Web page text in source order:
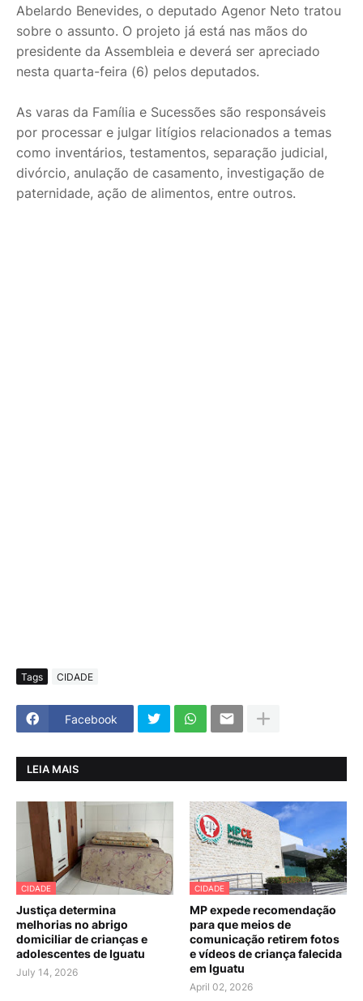
Abelardo Benevides, o deputado Agenor Neto tratou
sobre o assunto. O projeto já está nas mãos do
presidente da Assembleia e deverá ser apreciado
nesta quarta-feira (6) pelos deputados.
As varas da Família e Sucessões são responsáveis
por processar e julgar litígios relacionados a temas
como inventários, testamentos, separação judicial,
divórcio, anulação de casamento, investigação de
paternidade, ação de alimentos, entre outros.
Tags CIDADE
Facebook
LEIA MAIS
CIDADE
Justiça determina
melhorias no abrigo
domiciliar de crianças e
adolescentes de Iguatu
July 14, 2026
CIDADE
MP expede recomendação
para que meios de
comunicação retirem fotos
e vídeos de criança falecida
em Iguatu
April 02, 2026